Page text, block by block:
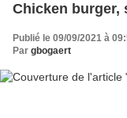
Chicken burger,
Publié le 09/09/2021 à
Par gbogaert